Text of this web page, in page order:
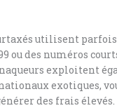
utilisent
ou des numéros
exploitent
exotiques,
des frais